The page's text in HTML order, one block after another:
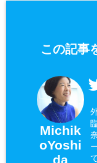
この記事
Michik
oYoshi
da